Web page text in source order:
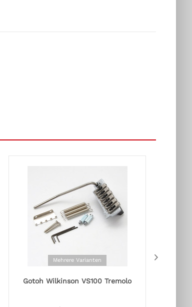
Mehrere Varianten
Gotoh Wilkinson VS100 Tremolo